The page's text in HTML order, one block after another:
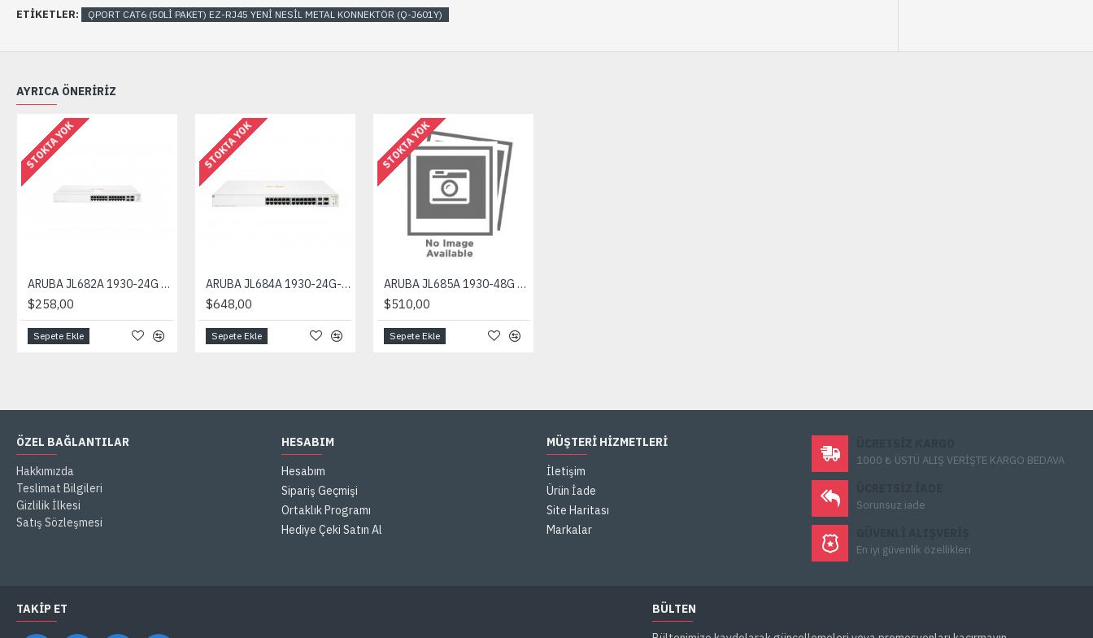
ETIKETLER: QPORT CAT6 (50Lİ PAKET) EZ-RJ45 YENİ NESİL METAL KONNEKTÖR (Q-J601Y)
AYRICA ÖNERIRIZ
STOKTA YOK
ARUBA JL682A 1930-24G 24 Port Gigabit + 4x10G SFP+ Yönetilebilir Switch
$258,00
Sepete Ekle
STOKTA YOK
ARUBA JL684A 1930-24G-PoE 24GE PoE Port (370W), 4x10G SFP+ Yönetilebilir Switch
$648,00
Sepete Ekle
STOKTA YOK
ARUBA JL685A 1930-48G 48 Port Gigabit + 4x10G SFP+ Yönetilebilir Switch
$510,00
Sepete Ekle
ÖZEL BAĞLANTILAR
Hakkımızda
Teslimat Bilgileri
Gizlilik İlkesi
Satış Sözleşmesi
HESABIM
Hesabım
Sipariş Geçmişi
Ortaklık Programı
Hediye Çeki Satın Al
MÜŞTERI HIZMETLERI
İletişim
Ürün İade
Site Haritası
Markalar
1000 ₺ ÜSTÜ ALIŞ VERİŞTE KARGO BEDAVA
Sorunsuz iade
En iyi güvenlik özellikleri
TAKIP ET
BÜLTEN